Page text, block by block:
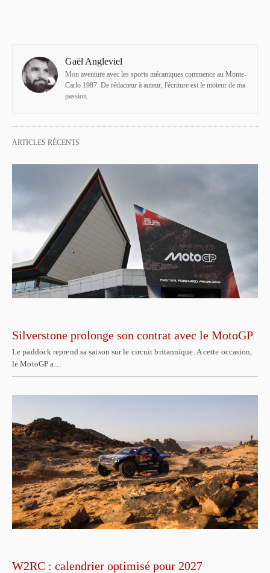
Gaël Angleviel
Mon aventure avec les sports mécaniques commence au Monte-
Carlo 1987. De rédacteur à auteur, l'écriture est le moteur de ma
passion.
ARTICLES RÉCENTS
Silverstone prolonge son contrat avec le MotoGP
Le paddock reprend sa saison sur le circuit britannique. A cette occasion,
le MotoGP a…
W2RC : calendrier optimisé pour 2027